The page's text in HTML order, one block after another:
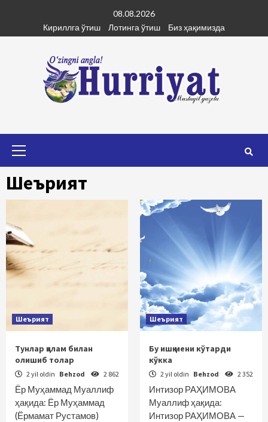
content
08.08.2026
Кириллга ўтиш
Лотинга ўтиш Биз ҳақимизда
Шеърият
Шеърият
Тунлар қалам билан
олишиб толар
2 yil oldin Behzod 2 862
Ёр Муҳаммад Муаллиф
ҳақида: Ёр Муҳаммад
(Ёрмамат Рустамов)
Шеърият
Бу ишқ мени кўтарди
кўкка
2 yil oldin Behzod 2 352
Интизор РАҲИМОВА
Муаллиф ҳақида:
Интизор РАҲИМОВА —